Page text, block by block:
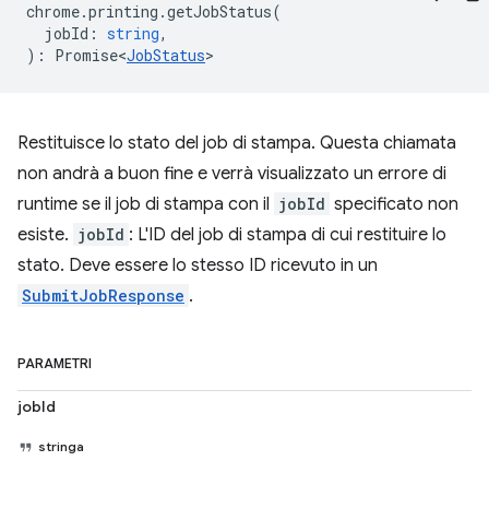
chrome.printing .getJobStatus(
jobId : string,
) : Promise<JobStatus>
Restituisce lo stato del job di stampa. Questa chiamata
non andrà a buon fine e verrà visualizzato un errore di
runtime se il job di stampa con il jobId specificato non
esiste. jobId : L'ID del job di stampa di cui restituire lo
stato. Deve essere lo stesso ID ricevuto in un
SubmitJobResponse .
PARAMETRI
jobId
stringa